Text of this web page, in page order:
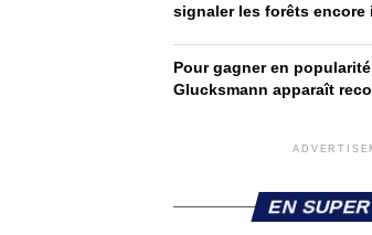
signaler les forêts encore
Pour gagner en
Glucksmann apparaît
EN